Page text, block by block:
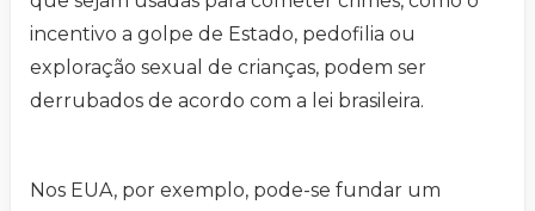
incentivo a golpe de Estado, pedofilia ou
exploração sexual de crianças, podem ser
derrubados de acordo com a lei brasileira.
Nos EUA, por exemplo, pode-se fundar um